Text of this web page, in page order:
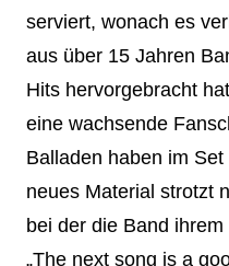
serviert, wonach es
aus über 15 Jahren
Hits hervorgebracht
eine wachsende
Balladen haben im
neues Material strotzt
bei der die Band
„The next song is a